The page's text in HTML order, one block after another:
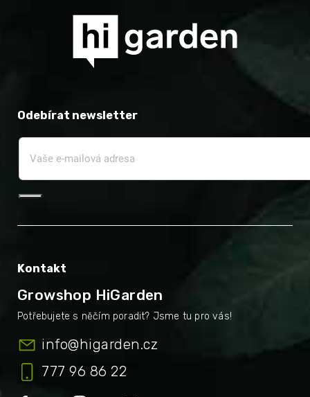
Odebírat newsletter
Kontakt
Growshop HiGarden
info@higarden.cz
777 96 86 22